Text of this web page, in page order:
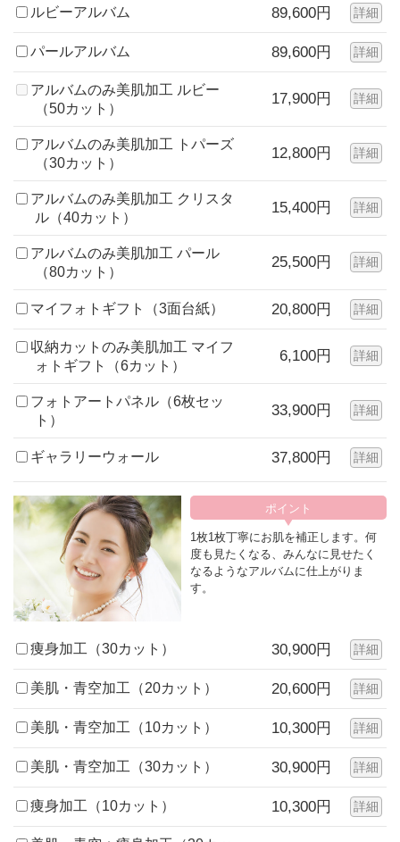
ルビーアルバム 89,600円 詳細
パールアルバム 89,600円 詳細
アルバムのみ美肌加工 ルビー
（50カット）
17,900円 詳細
アルバムのみ美肌加工 トパーズ
（30カット）
12,800円 詳細
アルバムのみ美肌加工 クリスタ
ル（40カット）
15,400円 詳細
アルバムのみ美肌加工 パール
（80カット）
25,500円 詳細
マイフォトギフト（3面台紙） 20,800円 詳細
収納カットのみ美肌加工 マイフ
ォトギフト（6カット）
6,100円 詳細
フォトアートパネル（6枚セッ
ト）
33,900円 詳細
ギャラリーウォール 37,800円 詳細
1枚1枚丁寧にお肌を補正します。何
度も見たくなる、みんなに見せたく
なるようなアルバムに仕上がりま
す。
痩身加工（30カット） 30,900円 詳細
美肌・青空加工（20カット） 20,600円 詳細
美肌・青空加工（10カット） 10,300円 詳細
美肌・青空加工（30カット） 30,900円 詳細
痩身加工（10カット） 10,300円 詳細